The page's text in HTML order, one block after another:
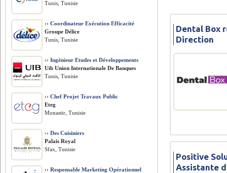
Dental Box
Direction
Positive
Assistante
Tunis, Tunisie
›› Coordinateur Exécution Efficacité
Groupe Délice
Tunis, Tunisie
›› Ingénieur Etudes et Développements
Uib Union Internationale De Banques
Tunis, Tunisie
›› Chef Projet Travaux Public
Eteg
Monastir, Tunisie
›› Des Cuisiniers
Palais Royal
Sfax, Tunisie
›› Responsable Marketing Opérationnel